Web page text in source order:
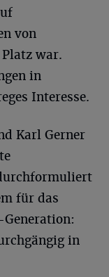
von
war.
in
Interesse.
Karl Gerner
für das
in